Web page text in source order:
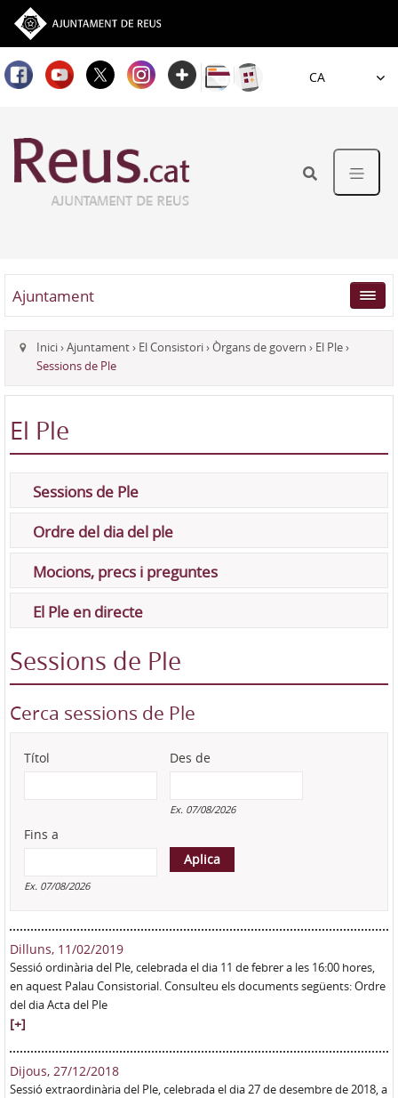
Idioma
Ajuntament
Inici›Ajuntament› El Consistori›Òrgans de govern › El Ple›
Sessions de Ple
El Ple
Sessions de Ple
Ordre del dia del ple
Mocions, precs i preguntes
El Ple en directe
Sessions de Ple
Cerca sessions de Ple
Títol
Des de
Ex. 07/08/2026
Fins a
Ex. 07/08/2026
Dilluns, 11/02/2019
Sessió ordinària del Ple, celebrada el dia 11 de febrer a les 16:00 hores,
en aquest Palau Consistorial. Consulteu els documents següents: Ordre
del dia Acta del Ple
[+]
Dijous, 27/12/2018
Sessió extraordinària del Ple, celebrada el dia 27 de desembre de 2018, a